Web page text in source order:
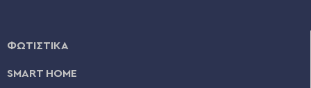
ΦΩΤΙΣΤΙΚΑ
SMART HOME